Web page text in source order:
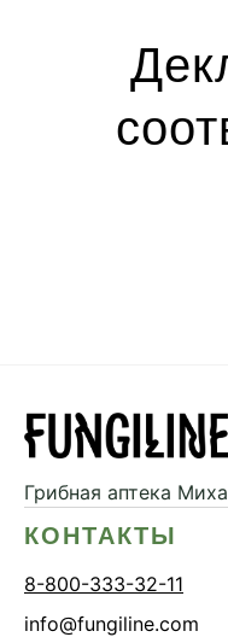
Грибная аптека
КОНТАКТЫ
8-800-333-32-11
info@fungiline.com